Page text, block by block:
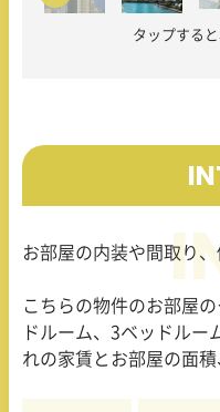
タップする
お部屋の内装や間取り
こちらの物件のお部屋
ドルーム、 3ベッドルー
れの家賃とお部屋の面積